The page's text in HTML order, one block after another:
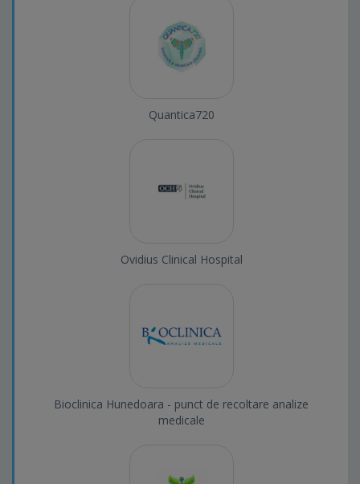
Quantica720
Ovidius Clinical Hospital
Bioclinica Hunedoara - punct de recoltare analize
medicale